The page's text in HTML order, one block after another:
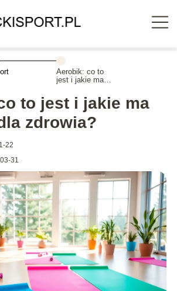
Aerobik: co to
jest i jakie ma
zdrowia?
to jest i jakie ma
zdrowia?
22
31